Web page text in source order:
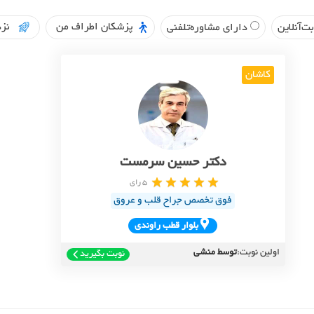
دارای مشاوره‌تلفنی پزشکان اطراف من
کاشان
دکتر حسین سرمست
5 رای
فوق تخصص جراح قلب و عروق
بلوار قطب راوندي
اولین نوبت:توسط منشی نوبت بگیرید